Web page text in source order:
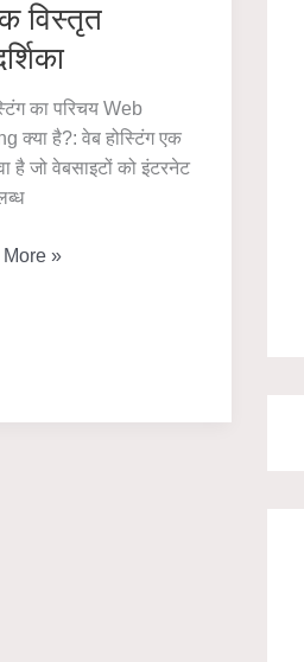
विस्तृत
का परिचय Web
क्या है?: वेब होस्टिंग एक
है जो वेबसाइटों को इंटरनेट
More »